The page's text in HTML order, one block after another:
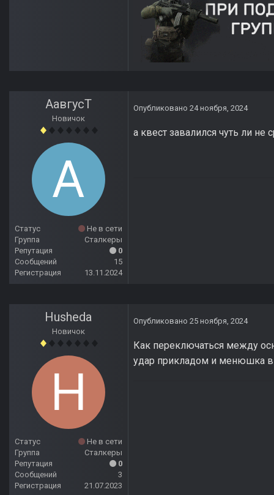
АавгусТ
Новичок
Статус
Не в сети
Группа
Сталкеры
Репутация
0
Сообщений
15
Регистрация
13.11.2024
Опубликовано 24 ноября, 2024
а квест завалился чуть ли не
Husheda
Новичок
Статус
Не в сети
Группа
Сталкеры
Репутация
0
Сообщений
3
Регистрация
21.07.2023
Опубликовано 25 ноября, 2024
Как переключаться между
удар прикладом и менюшка